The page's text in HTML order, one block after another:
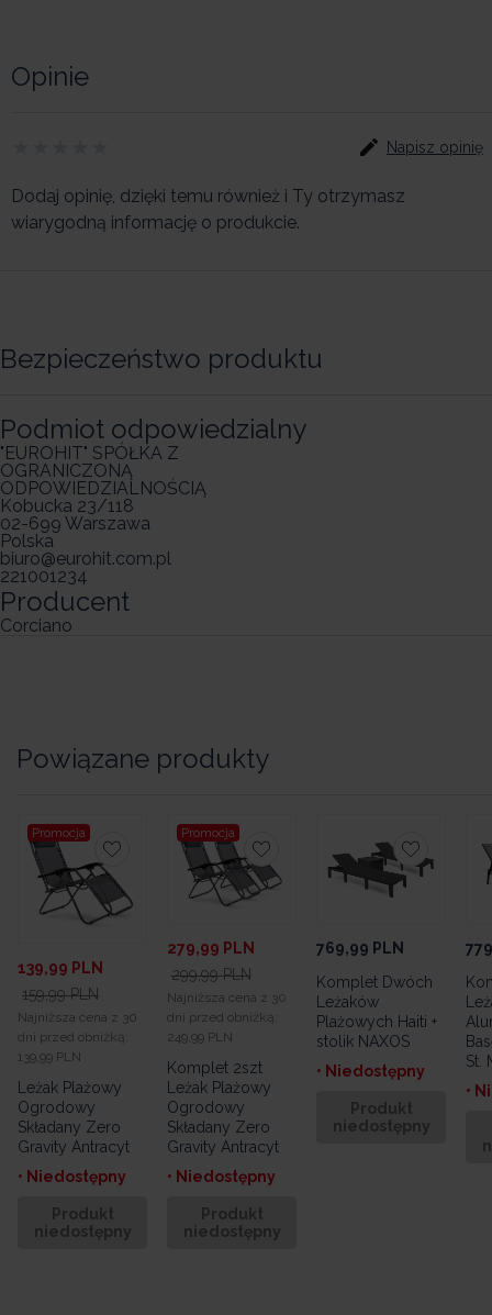
Opinie
Napisz opinię
Dodaj opinię, dzięki temu również i Ty otrzymasz
wiarygodną informację o produkcie.
Bezpieczeństwo produktu
Podmiot odpowiedzialny
"EUROHIT" SPÓŁKA Z
OGRANICZONĄ
ODPOWIEDZIALNOŚCIĄ
Kobucka 23/118
02-699 Warszawa
Polska
biuro@eurohit.com.pl
221001234
Producent
Corciano
Powiązane produkty
Promocja
139,99 PLN
159,99 PLN
Najniższa cena z 30
dni przed obniżką:
139,99 PLN
Leżak Plażowy
Ogrodowy
Składany Zero
Gravity Antracyt
• Niedostępny
Produkt
niedostępny
Promocja
279,99 PLN
299,99 PLN
Najniższa cena z 30
dni przed obniżką:
249,99 PLN
Komplet 2szt
Leżak Plażowy
Ogrodowy
Składany Zero
Gravity Antracyt
• Niedostępny
Produkt
niedostępny
769,99 PLN
Komplet Dwóch
Leżaków
Plażowych Haiti +
stolik NAXOS
• Niedostępny
Produkt
niedostępny
St.
•